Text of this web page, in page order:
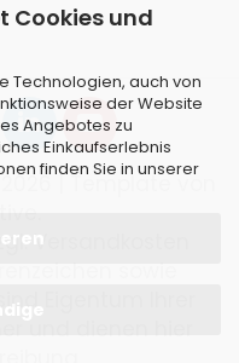
Cookies und
Technologien, auch von
der Website
Angebotes zu
Einkaufserlebnis
finden Sie in unserer
| Template von
Versandkosten
Eigentum Ihrer